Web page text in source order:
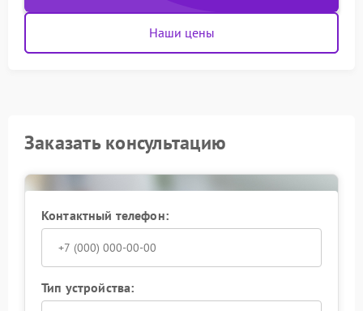
Наши цены
Заказать консультацию
Контактный телефон:
Тип устройства: